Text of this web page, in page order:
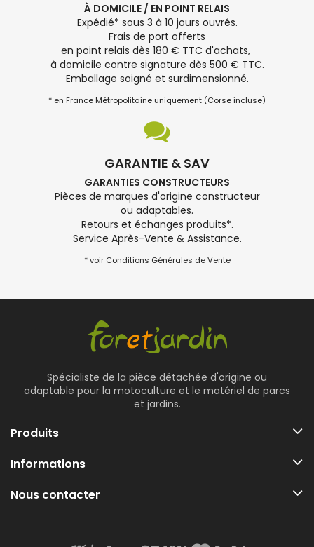
À DOMICILE / EN POINT RELAIS
Expédié* sous 3 à 10 jours ouvrés.
Frais de port offerts
en point relais dès 180 € TTC d'achats,
à domicile contre signature dès 500 € TTC.
Emballage soigné et surdimensionné.
* en France Métropolitaine uniquement (Corse incluse)
GARANTIE & SAV
GARANTIES CONSTRUCTEURS
Pièces de marques d'origine constructeur
ou adaptables.
Retours et échanges produits*.
Service Après-Vente & Assistance.
* voir Conditions Générales de Vente
Spécialiste de la pièce détachée d'origine ou
adaptable pour la motoculture et le matériel de parcs
et jardins.
Produits
Informations
Nous contacter